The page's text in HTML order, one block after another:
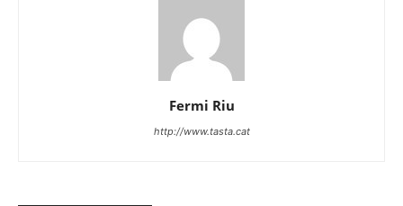
Fermi Riu
http://www.tasta.cat